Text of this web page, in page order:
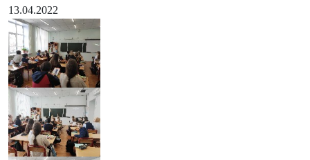
13.04.2022